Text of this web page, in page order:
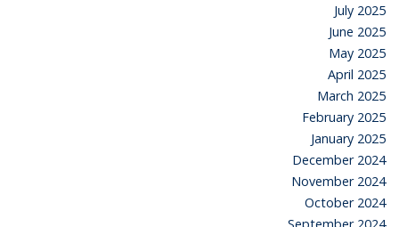
July 2025
June 2025
May 2025
April 2025
March 2025
February 2025
January 2025
December 2024
November 2024
October 2024